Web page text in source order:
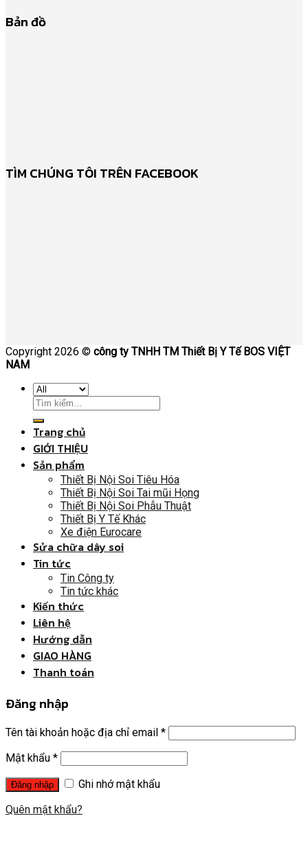
Bản đồ
TÌM CHÚNG TÔI TRÊN FACEBOOK
Copyright 2026 © công ty TNHH TM Thiết Bị Y Tế BOS VIỆT
NAM
Trang chủ
GIỚI THIỆU
Sản phẩm
Thiết Bị Nội Soi Tiêu Hóa
Thiết Bị Nội Soi Tai mũi Họng
Thiết Bị Nội Soi Phẫu Thuật
Thiết Bị Y Tế Khác
Xe điện Eurocare
Sửa chữa dây soi
Tin tức
Tin Công ty
Tin tức khác
Kiến thức
Liên hệ
Hướng dẫn
GIAO HÀNG
Thanh toán
Đăng nhập
Tên tài khoản hoặc địa chỉ email *
Mật khẩu *
Ghi nhớ mật khẩu
Quên mật khẩu?